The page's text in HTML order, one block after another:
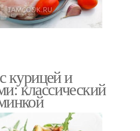
курицей и
классический